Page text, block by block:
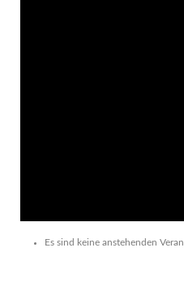
Es sind keine anstehenden